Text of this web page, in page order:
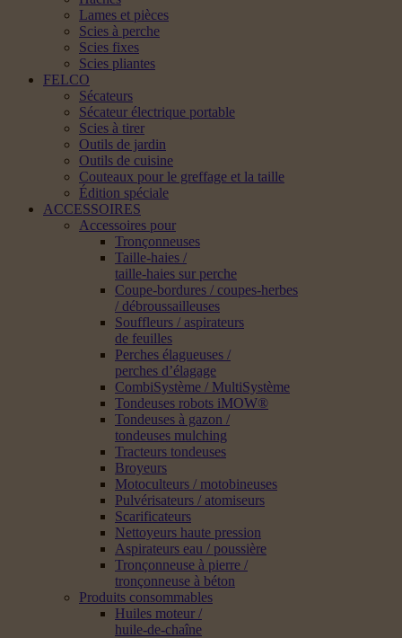
Lames et pièces
Scies à perche
Scies fixes
Scies pliantes
FELCO
Sécateurs
Sécateur électrique portable
Scies à tirer
Outils de jardin
Outils de cuisine
Couteaux pour le greffage et la taille
Édition spéciale
ACCESSOIRES
Accessoires pour
Tronçonneuses
Taille-haies /
taille-haies sur perche
Coupe-bordures / coupes-herbes
/ débroussailleuses
Souffleurs / aspirateurs
de feuilles
Perches élagueuses /
perches d’élagage
CombiSystème / MultiSystème
Tondeuses robots iMOW®
Tondeuses à gazon /
tondeuses mulching
Tracteurs tondeuses
Broyeurs
Motoculteurs / motobineuses
Pulvérisateurs / atomiseurs
Scarificateurs
Nettoyeurs haute pression
Aspirateurs eau / poussière
Tronçonneuse à pierre /
tronçonneuse à béton
Produits consommables
Huiles moteur /
huile-de-chaîne